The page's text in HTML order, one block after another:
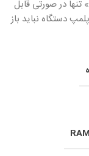
تنها در صورتی قابل
دستگاه نباید باز